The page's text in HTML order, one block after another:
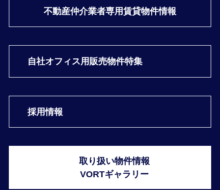
不動産仲介業者専用賃貸物件情報
自社オフィス用販売物件特集
採用情報
取り扱い物件情報
VORTギャラリー